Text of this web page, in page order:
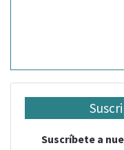
Suscríbete a